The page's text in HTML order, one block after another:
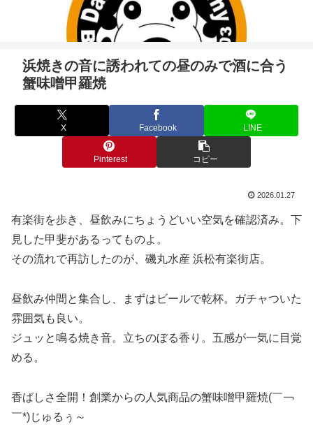
浜焼きの音に誘われての昼のみで酒に合う
蟹味噌甲羅焼
X Facebook LINE
Pinterest コピー
2026.01.27
有楽街を歩き、昼飲みにちょうどいい空気を確認済み。下
見した甲斐があるってものよ。
その流れで再訪したのが、磯丸水産 浜松有楽街店。
昼飲み仲間と集合し、まずはビールで乾杯。ガチャついた
雰囲気も良い。
ジュッと鳴る焼き音。立ちのぼる香り。五感が一気に目覚
める。
香ばしさ全開！創業からの人気商品の蟹味噌甲羅焼(￣￢
￣*)じゅるぅ～